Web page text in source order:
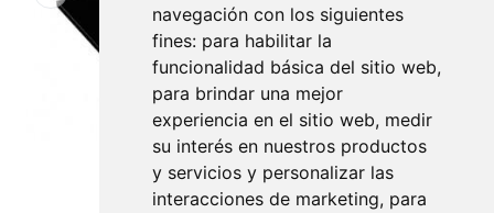
navegación con los siguientes
fines: para habilitar la
funcionalidad básica del sitio web,
para brindar una mejor
experiencia en el sitio web, medir
su interés en nuestros productos
y servicios y personalizar las
interacciones de marketing, para